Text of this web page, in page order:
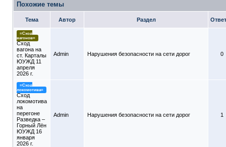
Похожие темы
Тема Автор Раздел
=Сход
вагонов=
Сход
вагона на
ст. Карталы
ЮУЖД 11
апреля
2026 г.
Admin Нарушения безопасности на сети дорог 0
=Сход
локомотива=
Сход
локомотива
на
перегоне
Разведка –
Горный Лён
ЮУЖД 16
января
2026 г.
Admin Нарушения безопасности на сети дорог 1